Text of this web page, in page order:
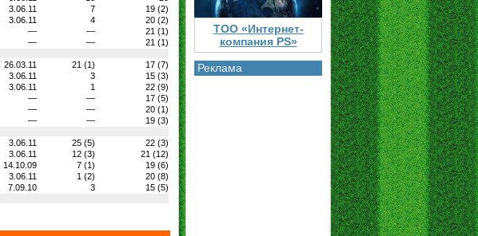
3.06.11 7
19 (2)
3.06.11 4
20 (2)
— —
21 (1)
— —
21 (1)
26.03.11 21 (1)
17 (7)
3.06.11 3
15 (3)
3.06.11 1
22 (9)
— —
17 (5)
— —
20 (1)
— —
19 (3)
3.06.11 25 (5)
22 (3)
3.06.11 12 (3)
21 (12)
14.10.09 7 (1)
19 (6)
3.06.11 1 (2)
20 (8)
7.09.10 3
15 (5)
ТОО «Интернет-
компания PS»
Реклама